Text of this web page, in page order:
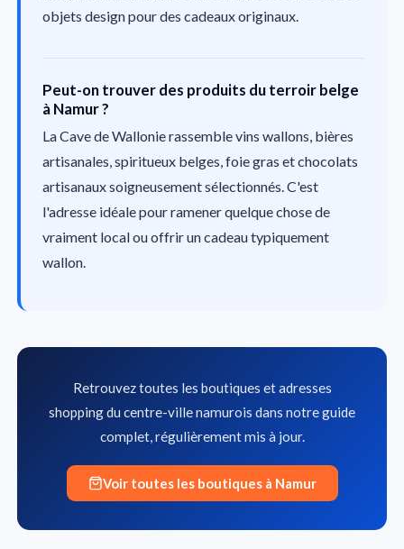
objets design pour des cadeaux originaux.
Peut-on trouver des produits du terroir belge
à Namur ?
La Cave de Wallonie rassemble vins wallons, bières
artisanales, spiritueux belges, foie gras et chocolats
artisanaux soigneusement sélectionnés. C'est
l'adresse idéale pour ramener quelque chose de
vraiment local ou offrir un cadeau typiquement
wallon.
Retrouvez toutes les boutiques et adresses
shopping du centre-ville namurois dans notre guide
complet, régulièrement mis à jour.
Voir toutes les boutiques à Namur